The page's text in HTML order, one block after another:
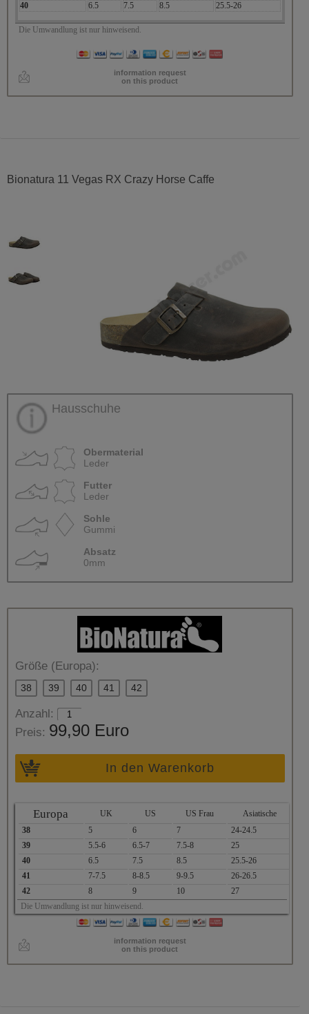
40
6.5 7.5 8.5 25.5-26
Die Umwandlung ist nur hinweisend.
information request
on this product
Bionatura 11 Vegas RX Crazy Horse Caffe
Hausschuhe
Obermaterial
Leder
Futter
Leder
Sohle
Gummi
Absatz
0mm
Größe (Europa):
38 39 40 41 42
Anzahl:
Preis: 99,90 Euro
In den Warenkorb
Europa UK US US Frau
Asiatische
38
5 6 7
24-24.5
39
5.5-6 6.5-7 7.5-8
25
40
6.5 7.5 8.5
25.5-26
41
7-7.5 8-8.5 9-9.5
26-26.5
42
8 9 10
27
Die Umwandlung ist nur hinweisend.
information request
on this product